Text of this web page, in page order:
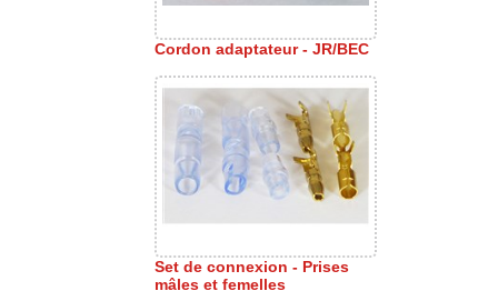
Cordon adaptateur - JR/BEC
Set de connexion - Prises
mâles et femelles